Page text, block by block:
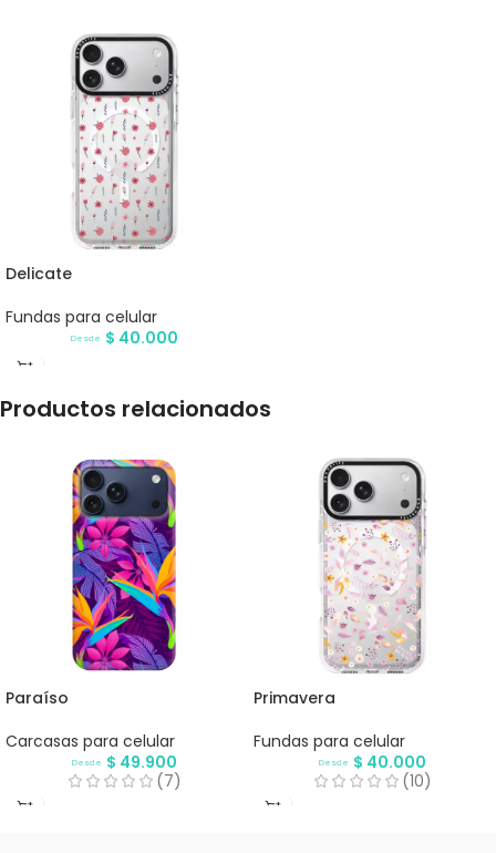
Delicate
Fundas para celular
Desde $ 40.000
Productos relacionados
Paraíso
Carcasas para celular
Desde $ 49.900
(7)
Primavera
Fundas para celular
Desde $ 40.000
(10)